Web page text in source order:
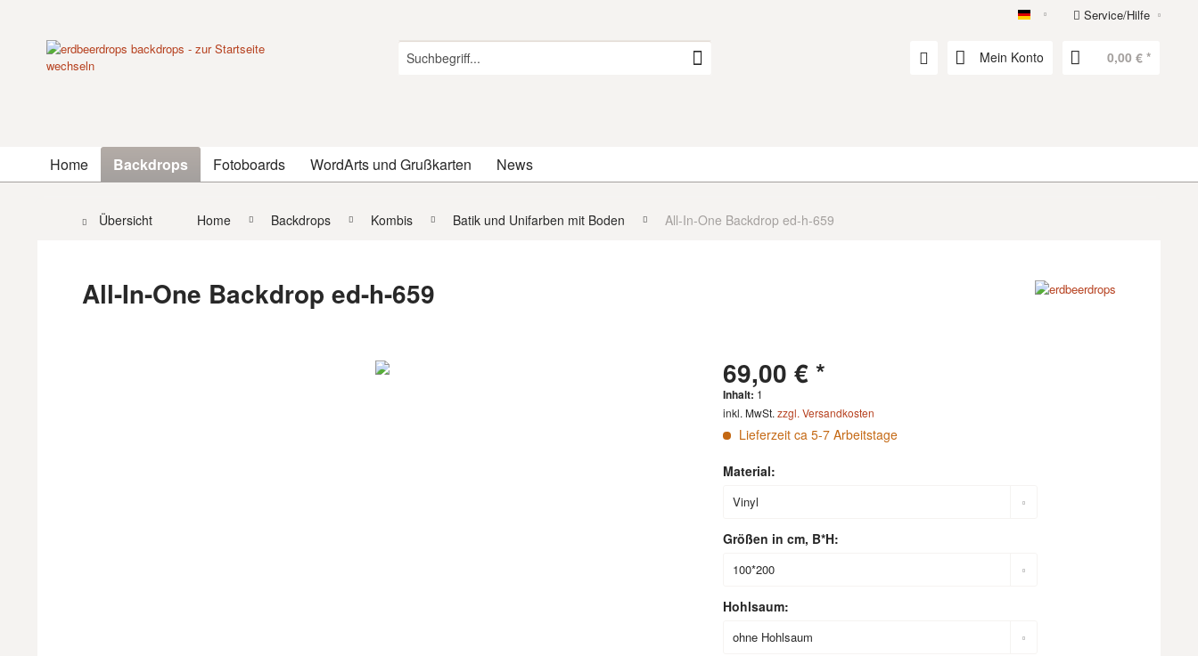
erdbeerdropsService/Hilfe
Mein Konto 0,00 € *
Home Backdrops Fotoboards WordArts und Grußkarten News
Übersicht Home Backdrops Kombis Batik und Unifarben mit Boden All-In-One Backdrop ed-h-659
All-In-One Backdrop ed-h-659
69,00 € *
Inhalt: 1
inkl. MwSt.zzgl. Versandkosten
Lieferzeit ca 5-7 Arbeitstage
Material:
Größen in cm, B*H:
Hohlsaum: